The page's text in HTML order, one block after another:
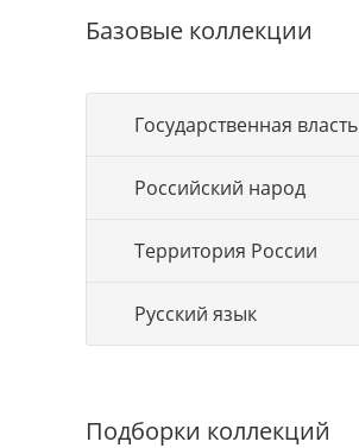
Базовые коллекции
Государственная власть
Российский народ
Территория России
Русский язык
Подборки коллекций